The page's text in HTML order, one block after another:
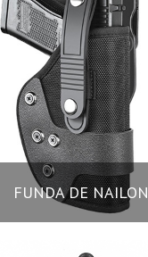
FUNDA DE NAILON